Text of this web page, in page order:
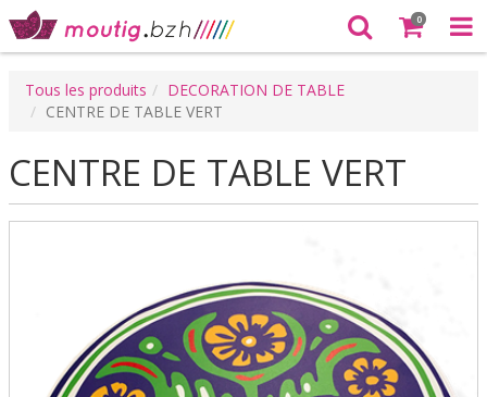
0
Tous les produits
DECORATION DE TABLE
CENTRE DE TABLE VERT
CENTRE DE TABLE VERT